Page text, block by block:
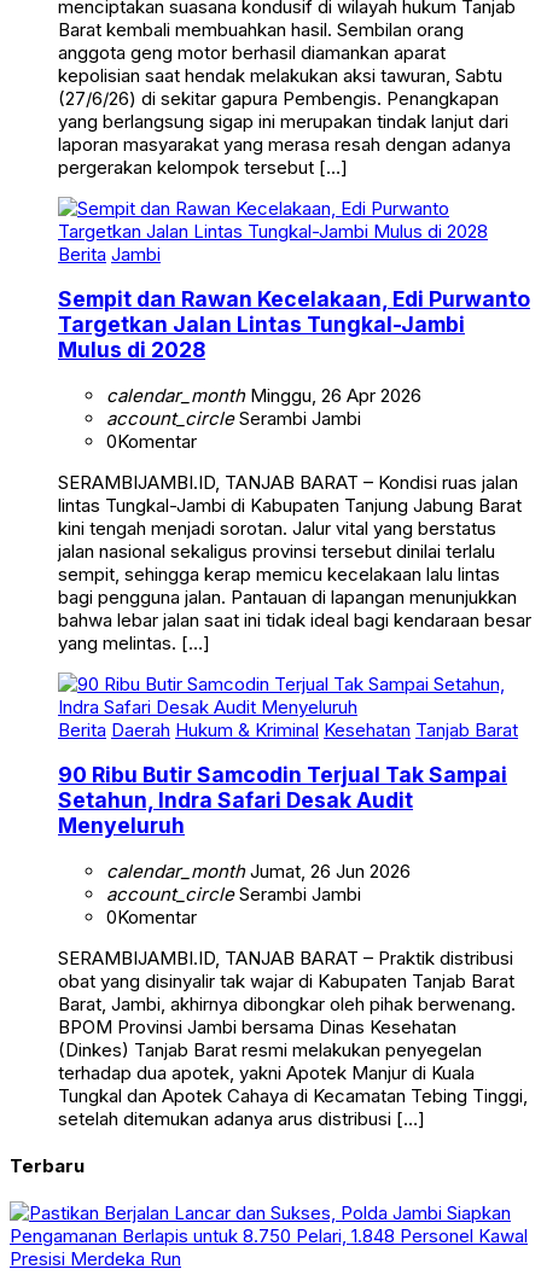
menciptakan suasana kondusif di wilayah hukum Tanjab
Barat kembali membuahkan hasil. Sembilan orang
anggota geng motor berhasil diamankan aparat
kepolisian saat hendak melakukan aksi tawuran, Sabtu
(27/6/26) di sekitar gapura Pembengis. Penangkapan
yang berlangsung sigap ini merupakan tindak lanjut dari
laporan masyarakat yang merasa resah dengan adanya
pergerakan kelompok tersebut […]
Berita Jambi
Sempit dan Rawan Kecelakaan, Edi Purwanto
Targetkan Jalan Lintas Tungkal-Jambi
Mulus di 2028
calendar_monthMinggu, 26 Apr 2026
account_circleSerambi Jambi
0Komentar
SERAMBIJAMBI.ID, TANJAB BARAT – Kondisi ruas jalan
lintas Tungkal-Jambi di Kabupaten Tanjung Jabung Barat
kini tengah menjadi sorotan. Jalur vital yang berstatus
jalan nasional sekaligus provinsi tersebut dinilai terlalu
sempit, sehingga kerap memicu kecelakaan lalu lintas
bagi pengguna jalan. Pantauan di lapangan menunjukkan
bahwa lebar jalan saat ini tidak ideal bagi kendaraan besar
yang melintas. […]
Berita Daerah Hukum & Kriminal Kesehatan Tanjab Barat
90 Ribu Butir Samcodin Terjual Tak Sampai
Setahun, Indra Safari Desak Audit
Menyeluruh
calendar_monthJumat, 26 Jun 2026
account_circleSerambi Jambi
0Komentar
SERAMBIJAMBI.ID, TANJAB BARAT – Praktik distribusi
obat yang disinyalir tak wajar di Kabupaten Tanjab Barat
Barat, Jambi, akhirnya dibongkar oleh pihak berwenang.
BPOM Provinsi Jambi bersama Dinas Kesehatan
(Dinkes) Tanjab Barat resmi melakukan penyegelan
terhadap dua apotek, yakni Apotek Manjur di Kuala
Tungkal dan Apotek Cahaya di Kecamatan Tebing Tinggi,
setelah ditemukan adanya arus distribusi […]
Terbaru